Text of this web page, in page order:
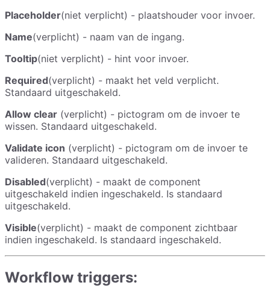
Placeholder(niet verplicht) - plaatshouder voor invoer.
Name(verplicht) - naam van de ingang.
Tooltip(niet verplicht) - hint voor invoer.
Required(verplicht) - maakt het veld verplicht.
Standaard uitgeschakeld.
Allow clear (verplicht) - pictogram om de invoer te
wissen. Standaard uitgeschakeld.
Validate icon (verplicht) - pictogram om de invoer te
valideren. Standaard uitgeschakeld.
Disabled(verplicht) - maakt de component
uitgeschakeld indien ingeschakeld. Is standaard
uitgeschakeld.
Visible(verplicht) - maakt de component zichtbaar
indien ingeschakeld. Is standaard ingeschakeld.
Workflow triggers: